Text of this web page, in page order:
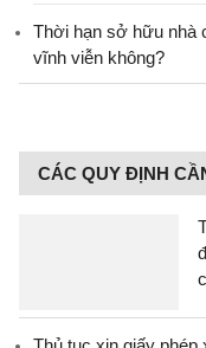
Thời hạn sở hữu nhà
vĩnh viễn không?
CÁC QUY ĐỊNH